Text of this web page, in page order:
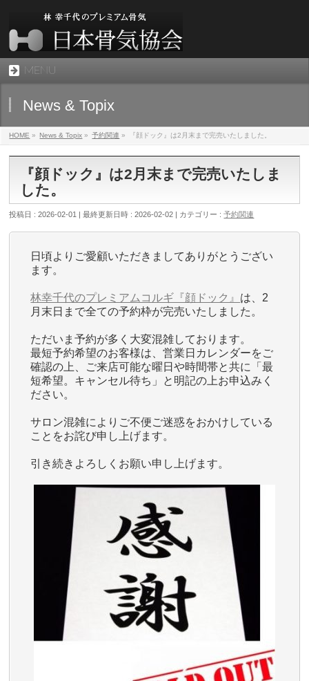
MENU
News & Topix
HOME » News & Topix » 予約関連 » 『顔ドック』は2月末まで完売いたしました。
『顔ドック』は2月末まで完売いたしま
した。
投稿日 : 2026-02-01 最終更新日時 : 2026-02-02 カテゴリー :予約関連
日頃よりご愛顧いただきましてありがとうござい
ます。
林幸千代のプレミアムコルギ『顔ドック』 は、2
月末日まで全ての予約枠が完売いたしました。
ただいま予約が多く大変混雑しております。
最短予約希望のお客様は、営業日カレンダーをご
確認の上、ご来店可能な曜日や時間帯と共に「最
短希望。キャンセル待ち」と明記の上お申込みく
ださい。
サロン混雑によりご不便ご迷惑をおかけしている
ことをお詫び申し上げます。
引き続きよろしくお願い申し上げます。